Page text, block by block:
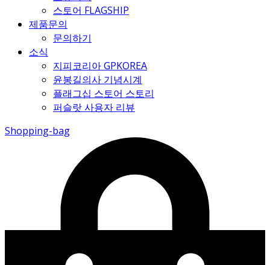
스토어 FLAGSHIP
제품문의
문의하기
소식
지피코리아 GPKOREA
윤봉길의사 기념시계
플래그십 스토어 스토리
퍼슬랏 사용자 리뷰
Shopping-bag